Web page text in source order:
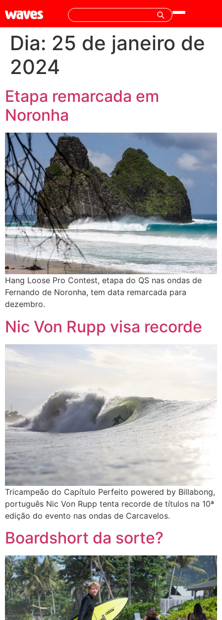
Dia: 25 de janeiro de
2024
Etapa remarcada em
Noronha
Hang Loose Pro Contest, etapa do QS nas ondas de
Fernando de Noronha, tem data remarcada para
dezembro.
Nic Von Rupp visa recorde
Tricampeão do Capítulo Perfeito powered by Billabong,
português Nic Von Rupp tenta recorde de títulos na 10ª
edição do evento nas ondas de Carcavelos.
Boardshort da sorte?